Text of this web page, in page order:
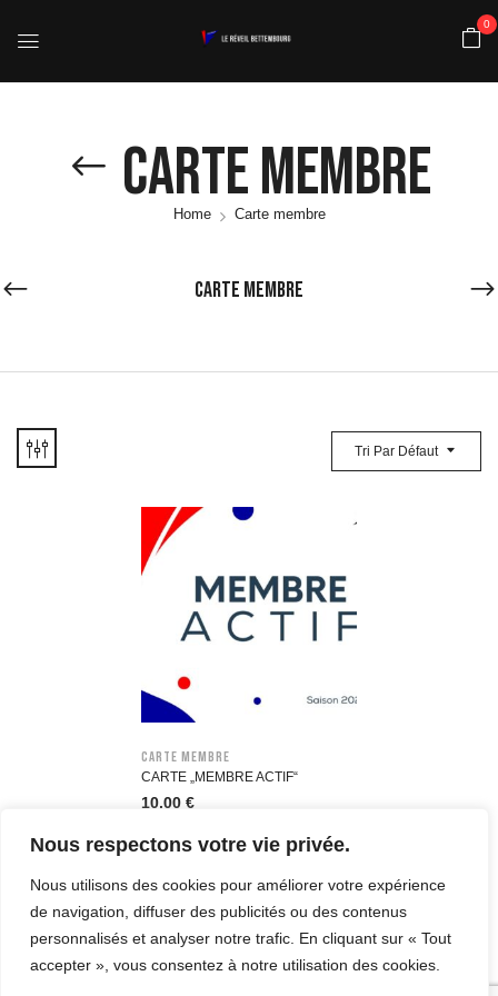
Nous respectons votre vie privée.
Nous utilisons des cookies pour améliorer votre expérience
de navigation, diffuser des publicités ou des contenus
personnalisés et analyser notre trafic. En cliquant sur « Tout
accepter », vous consentez à notre utilisation des cookies.
0
Carte Membre
Home Carte membre
CARTE MEMBRE
Tri Par Défaut
Carte membre
CARTE „MEMBRE ACTIF“
10,00 €